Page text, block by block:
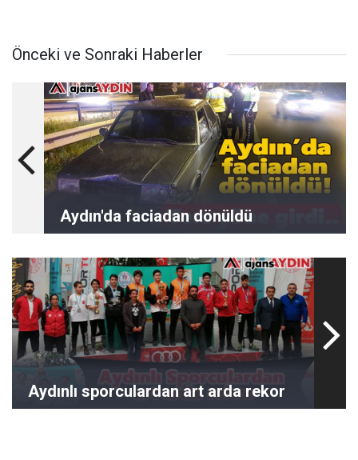
Önceki ve Sonraki Haberler
Aydın'da faciadan dönüldü
Aydınlı sporculardan art arda rekor